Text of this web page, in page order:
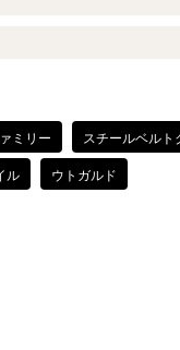
ミリー
スチールベルト
ル
ウトガルド